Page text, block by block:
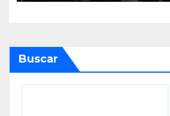
ilegal en EEUU
Buscar